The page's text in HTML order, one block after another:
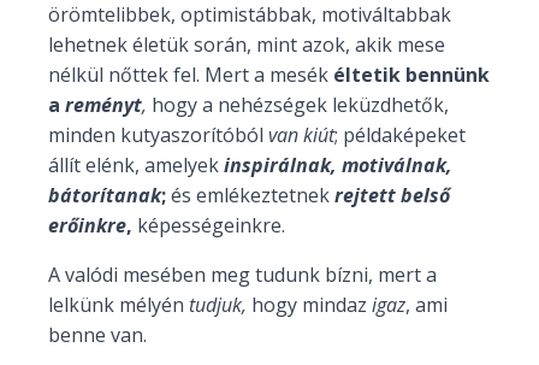
örömtelibbek, optimistábbak, motiváltabbak
lehetnek életük során, mint azok, akik mese
nélkül nőttek fel. Mert a mesék éltetik bennünk
a reményt, hogy a nehézségek leküzdhetők,
minden kutyaszorítóból van kiút; példaképeket
állít elénk, amelyekinspirálnak, motiválnak,
bátorítanak;és emlékeztetnekrejtett belső
erőinkre, képességeinkre.
A valódi mesében meg tudunk bízni, mert a
lelkünk mélyén tudjuk, hogy mindaz igaz, ami
benne van.